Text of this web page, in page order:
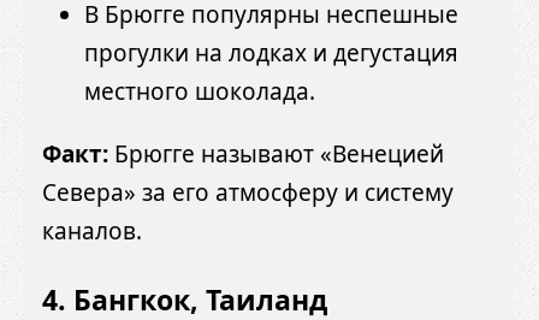
В Брюгге популярны неспешные
прогулки на лодках и дегустация
местного шоколада.
Факт: Брюгге называют «Венецией
Севера» за его атмосферу и систему
каналов.
4. Бангкок, Таиланд